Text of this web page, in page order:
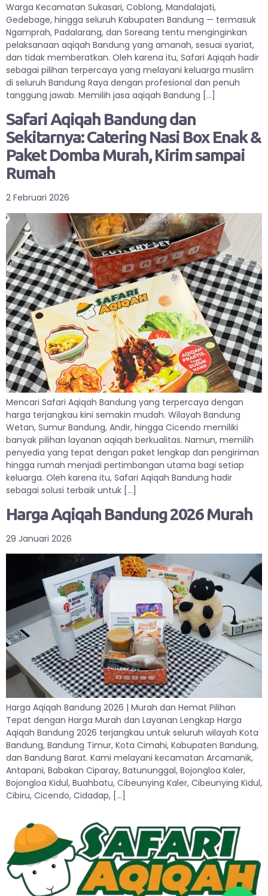
Warga Kecamatan Sukasari, Coblong, Mandalajati,
Gedebage, hingga seluruh Kabupaten Bandung — termasuk
Ngamprah, Padalarang, dan Soreang tentu menginginkan
pelaksanaan aqiqah Bandung yang amanah, sesuai syariat,
dan tidak memberatkan. Oleh karena itu, Safari Aqiqah hadir
sebagai pilihan terpercaya yang melayani keluarga muslim
di seluruh Bandung Raya dengan profesional dan penuh
tanggung jawab. Memilih jasa aqiqah Bandung […]
Safari Aqiqah Bandung dan
Sekitarnya: Catering Nasi Box Enak &
Paket Domba Murah, Kirim sampai
Rumah
2 Februari 2026
Mencari Safari Aqiqah Bandung yang terpercaya dengan
harga terjangkau kini semakin mudah. Wilayah Bandung
Wetan, Sumur Bandung, Andir, hingga Cicendo memiliki
banyak pilihan layanan aqiqah berkualitas. Namun, memilih
penyedia yang tepat dengan paket lengkap dan pengiriman
hingga rumah menjadi pertimbangan utama bagi setiap
keluarga. Oleh karena itu, Safari Aqiqah Bandung hadir
sebagai solusi terbaik untuk […]
Harga Aqiqah Bandung 2026 Murah
29 Januari 2026
Harga Aqiqah Bandung 2026 | Murah dan Hemat Pilihan
Tepat dengan Harga Murah dan Layanan Lengkap Harga
Aqiqah Bandung 2026 terjangkau untuk seluruh wilayah Kota
Bandung, Bandung Timur, Kota Cimahi, Kabupaten Bandung,
dan Bandung Barat. Kami melayani kecamatan Arcamanik,
Antapani, Babakan Ciparay, Batununggal, Bojongloa Kaler,
Bojongloa Kidul, Buahbatu, Cibeunying Kaler, Cibeunying Kidul,
Cibiru, Cicendo, Cidadap, […]